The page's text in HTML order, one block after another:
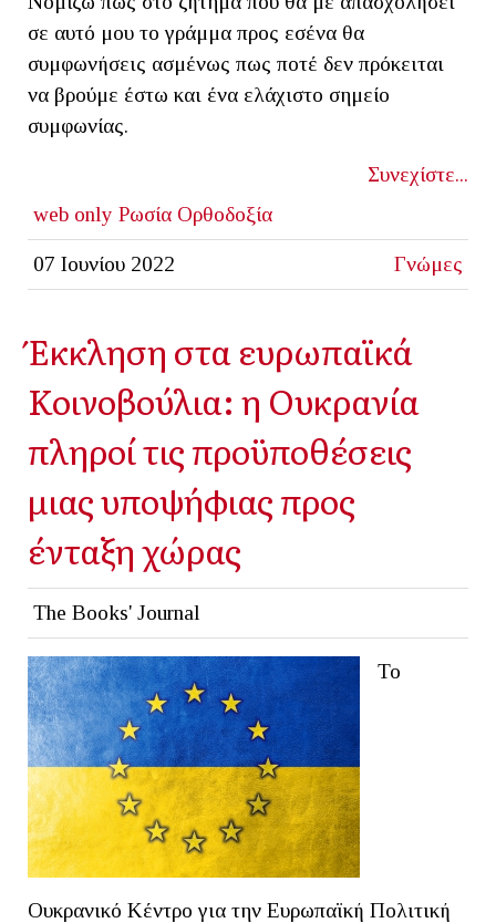
σε αυτό μου το γράμμα προς εσένα θα
συμφωνήσεις ασμένως πως ποτέ δεν πρόκειται
να βρούμε έστω και ένα ελάχιστο σημείο
συμφωνίας.
Συνεχίστε...
web only Ρωσία Ορθοδοξία
07 Ιουνίου 2022 Γνώμες
Έκκληση στα ευρωπαϊκά
Κοινοβούλια: η Ουκρανία
πληροί τις προϋποθέσεις
μιας υποψήφιας προς
ένταξη χώρας
The Books' Journal
Το
Ουκρανικό Κέντρο για την Ευρωπαϊκή Πολιτική